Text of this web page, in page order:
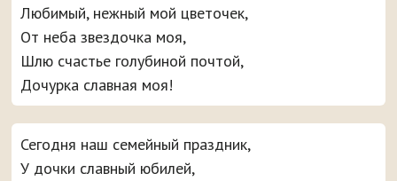
Любимый, нежный мой цветочек,
От неба звездочка моя,
Шлю счастье голубиной почтой,
Дочурка славная моя!
Сегодня наш семейный праздник,
У дочки славный юбилей,